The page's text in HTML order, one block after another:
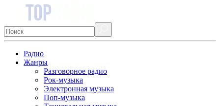
Радио
Жанры
Разговорное радио
Рок-музыка
Электронная музыка
Поп-музыка